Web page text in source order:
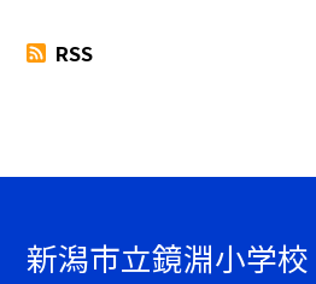
RSS
新潟市立鏡淵小学校